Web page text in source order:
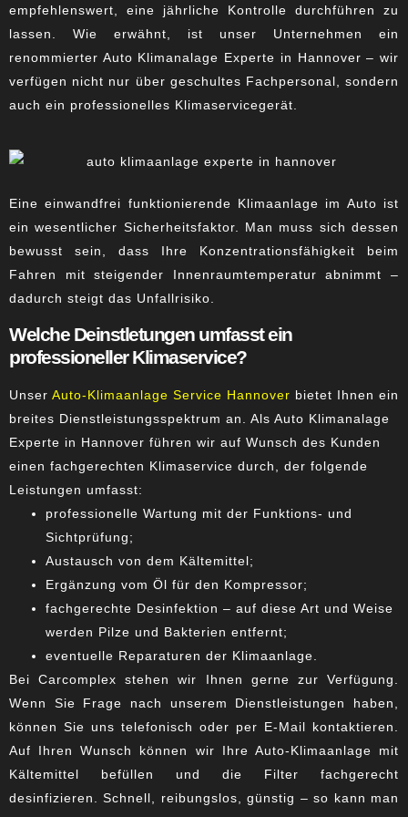
empfehlenswert, eine jährliche Kontrolle durchführen zu
lassen. Wie erwähnt, ist unser Unternehmen ein
renommierter Auto Klimanalage Experte in Hannover – wir
verfügen nicht nur über geschultes Fachpersonal, sondern
auch ein professionelles Klimaservicegerät.
Eine einwandfrei funktionierende Klimaanlage im Auto ist
ein wesentlicher Sicherheitsfaktor. Man muss sich dessen
bewusst sein, dass Ihre Konzentrationsfähigkeit beim
Fahren mit steigender Innenraumtemperatur abnimmt –
dadurch steigt das Unfallrisiko.
Welche Deinstletungen umfasst ein
professioneller Klimaservice?
Unser Auto-Klimaanlage Service Hannover bietet Ihnen ein
breites Dienstleistungsspektrum an. Als Auto Klimanalage
Experte in Hannover führen wir auf Wunsch des Kunden
einen fachgerechten Klimaservice durch, der folgende
Leistungen umfasst:
professionelle Wartung mit der Funktions- und
Sichtprüfung;
Austausch von dem Kältemittel;
Ergänzung vom Öl für den Kompressor;
fachgerechte Desinfektion – auf diese Art und Weise
werden Pilze und Bakterien entfernt;
eventuelle Reparaturen der Klimaanlage.
Bei Carcomplex stehen wir Ihnen gerne zur Verfügung.
Wenn Sie Frage nach unserem Dienstleistungen haben,
können Sie uns telefonisch oder per E-Mail kontaktieren.
Auf Ihren Wunsch können wir Ihre Auto-Klimaanlage mit
Kältemittel befüllen und die Filter fachgerecht
desinfizieren. Schnell, reibungslos, günstig – so kann man